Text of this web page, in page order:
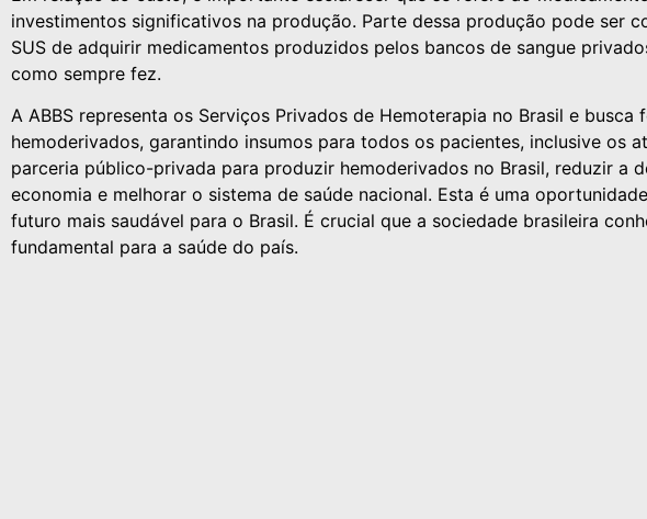
investimentos significativos na produção. Parte dessa produção pode ser
SUS de adquirir medicamentos produzidos pelos bancos de sangue
como sempre fez.
A ABBS representa os Serviços Privados de Hemoterapia no Brasil e
hemoderivados, garantindo insumos para todos os pacientes, inclusive os
parceria público-privada para produzir hemoderivados no Brasil, reduzir a
economia e melhorar o sistema de saúde nacional. Esta é uma
futuro mais saudável para o Brasil. É crucial que a sociedade brasileira
fundamental para a saúde do país.